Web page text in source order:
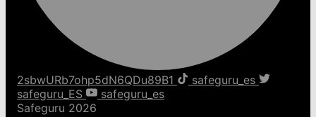
2sbwURb7ohp5dN6QDu89B1
safeguru_es
safeguru_ES
safeguru_es
Safeguru 2026